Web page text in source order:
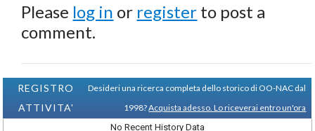
Please log in or register to post a
comment.
REGISTRO
ATTIVITA'
Desideri una ricerca completa dello storico di OO-NAC dal
1998?Acquista adesso. Lo riceverai entro un'ora
No Recent History Data